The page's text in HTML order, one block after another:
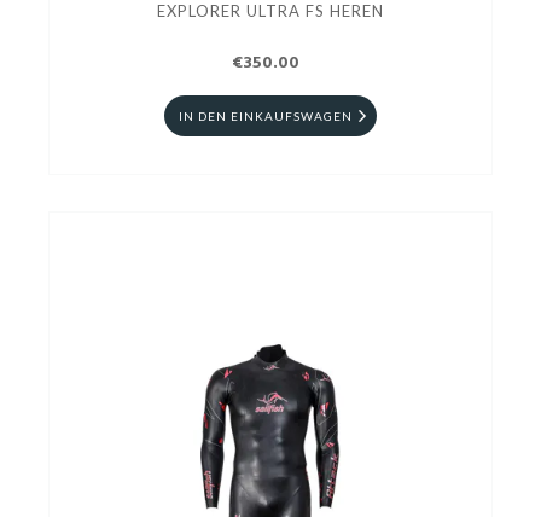
EXPLORER ULTRA FS HEREN
€350.00
IN DEN EINKAUFSWAGEN